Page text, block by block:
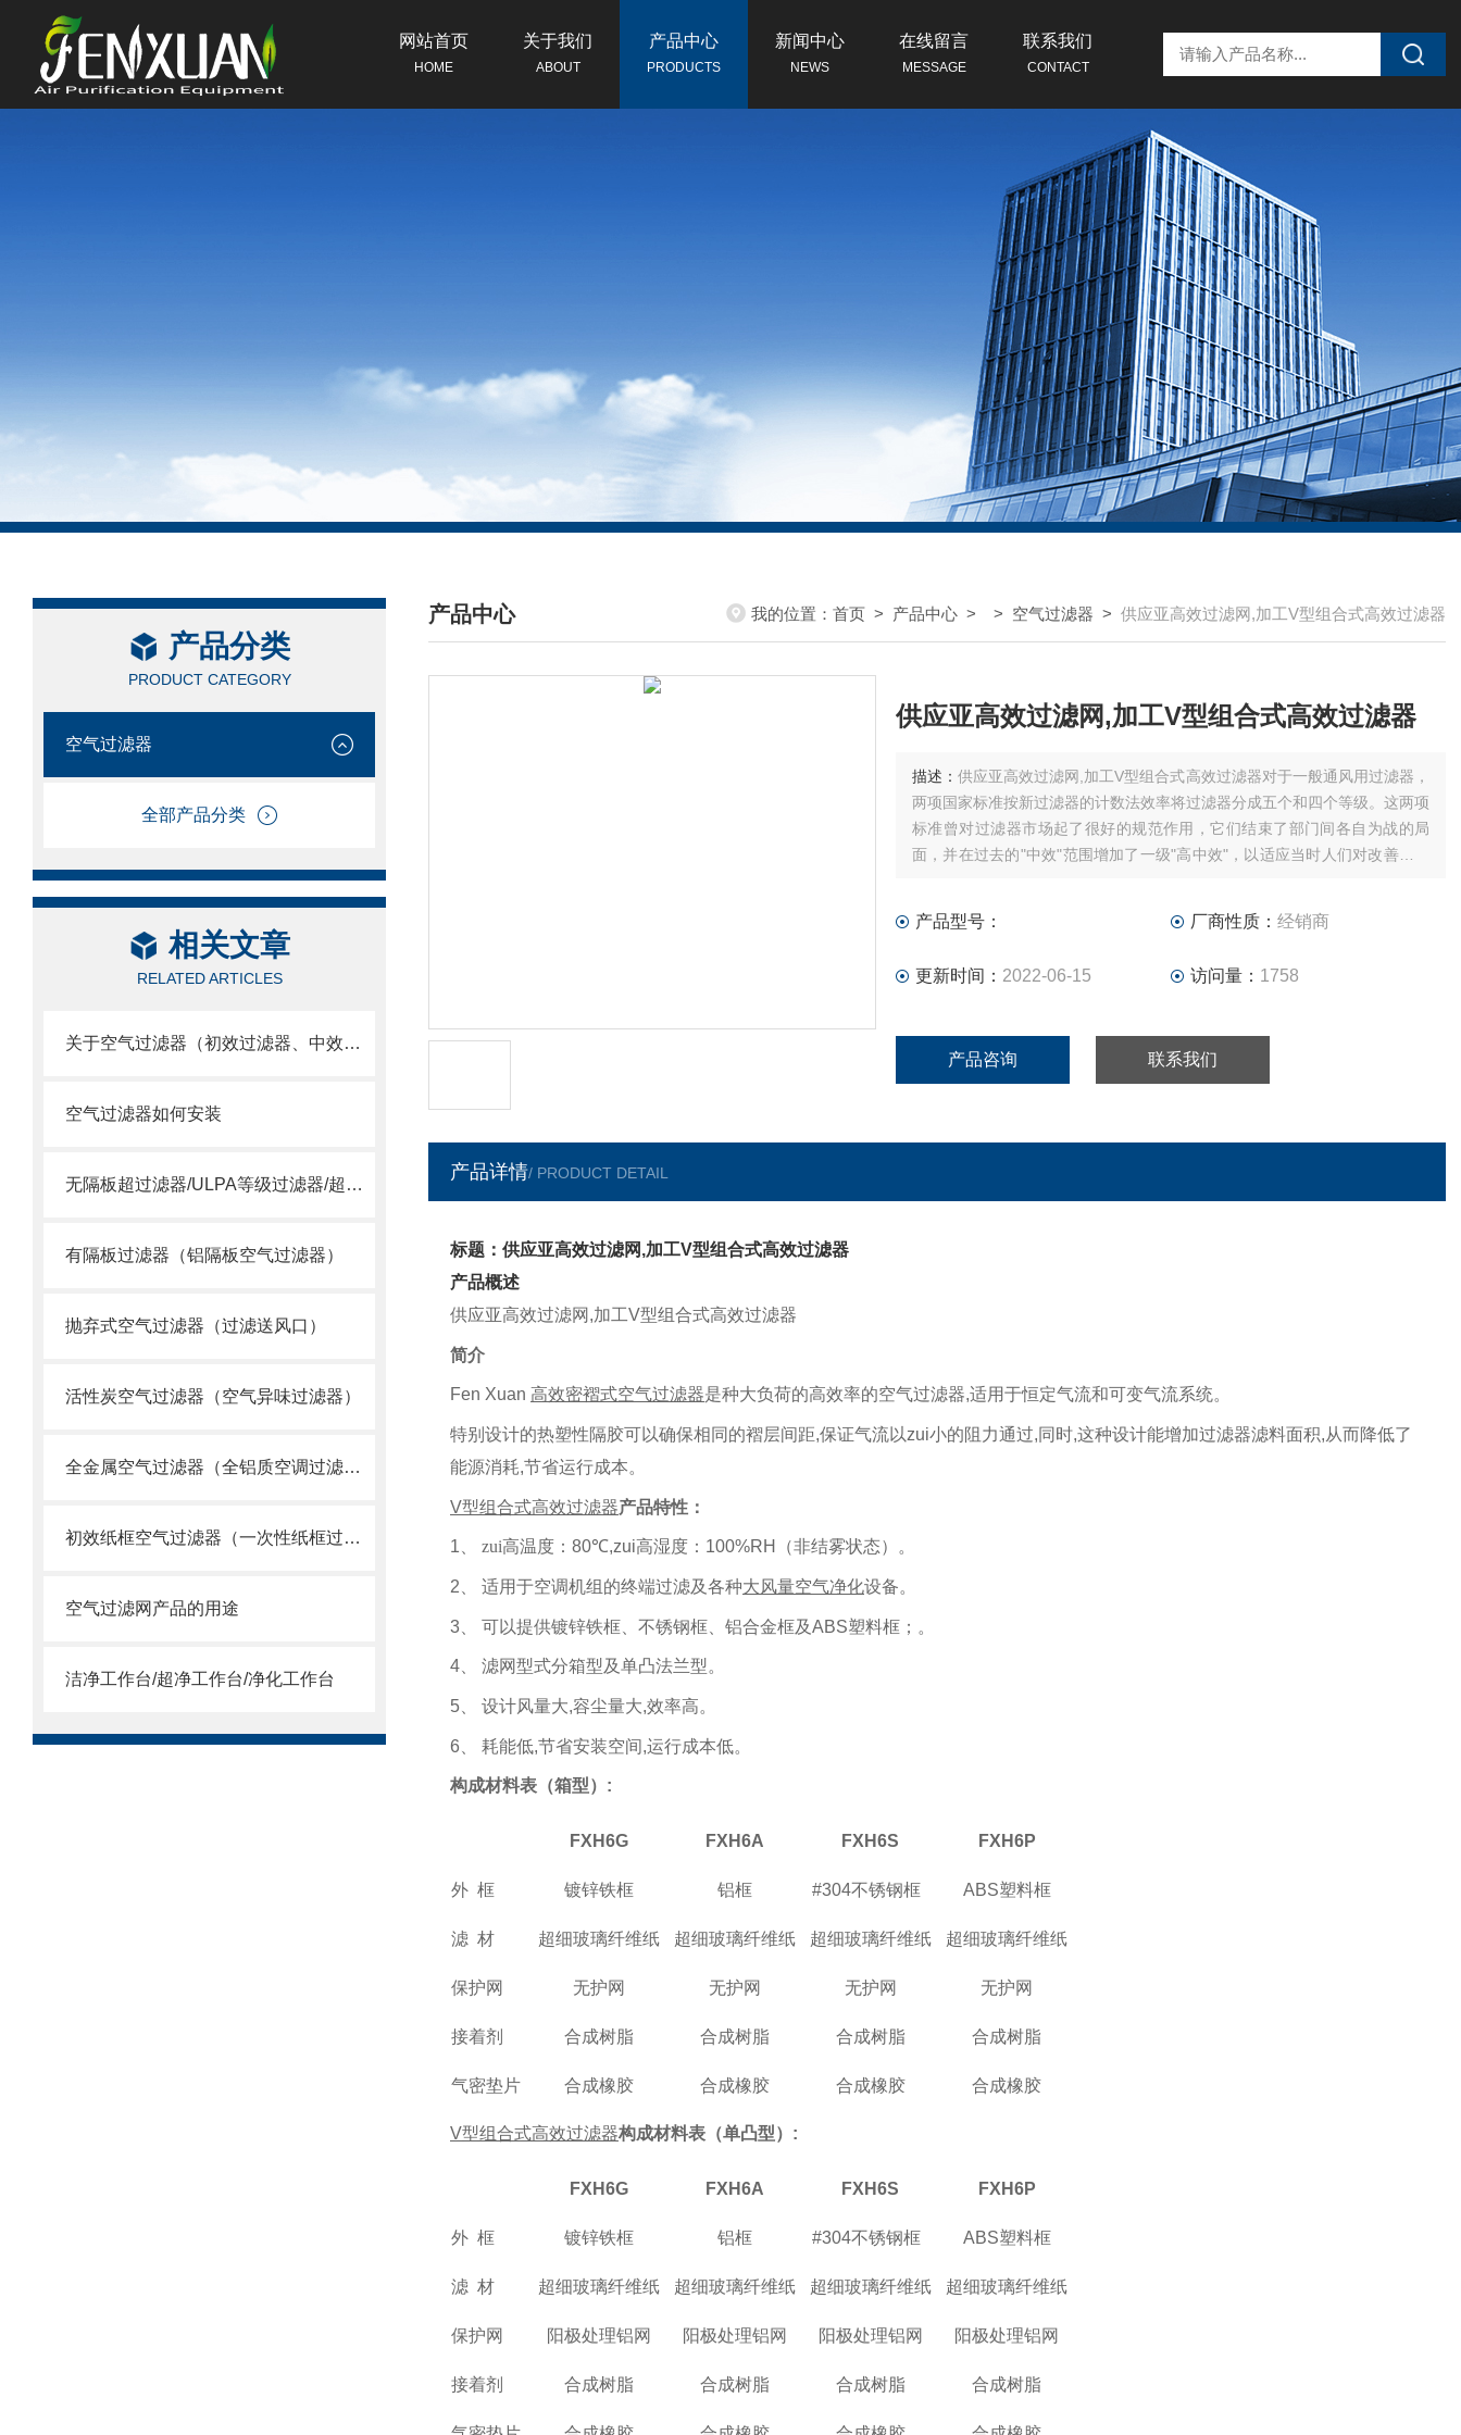
网站首页
HOME
关于我们
ABOUT
产品中心
PRODUCTS
新闻中心
NEWS
在线留言
MESSAGE
联系我们
CONTACT
产品分类
PRODUCT CATEGORY
空气过滤器
全部产品分类
相关文章
RELATED ARTICLES
关于空气过滤器（初效过滤器、中效过滤器、空气过滤器）选用
空气过滤器如何安装
无隔板超过滤器/ULPA等级过滤器/超空气过滤器
有隔板过滤器（铝隔板空气过滤器）
抛弃式空气过滤器（过滤送风口）
活性炭空气过滤器（空气异味过滤器）
全金属空气过滤器（全铝质空调过滤网）
初效纸框空气过滤器（一次性纸框过滤网）
空气过滤网产品的用途
洁净工作台/超净工作台/净化工作台
产品中心
/ PRODUCTS CENTER
我的位置： 首页 > 产品中心 > > 空气过滤器 > 供应亚高效过滤网,加工V型组合式高效过滤器
供应亚高效过滤网,加工V型组合式高效过滤器
描述： 供应亚高效过滤网,加工V型组合式高效过滤器对于一般通风用过滤器，
两项国家标准按新过滤器的计数法效率将过滤器分成五个和四个等级。这两项
标准曾对过滤器市场起了很好的规范作用，它们结束了部门间各自为战的局
面，并在过去的"中效"范围增加了一级"高中效"，以适应当时人们对改善洁净
产品型号： 厂商性质： 经销商
更新时间： 2022-06-15 访问量： 1758
产品咨询 联系我们
产品详情/ PRODUCT DETAIL
标题：供应亚高效过滤网,加工V型组合式高效过滤器
产品概述
供应亚高效过滤网,加工V型组合式高效过滤器
简介
Fen Xuan 高效密褶式空气过滤器是种大负荷的高效率的空气过滤器,适用于恒定气流和可变气流系统。
特别设计的热塑性隔胶可以确保相同的褶层间距,保证气流以zui小的阻力通过,同时,这种设计能增加过滤器滤料面积,从而降低了
能源消耗,节省运行成本。
V型组合式高效过滤器产品特性：
1 、 zui高温度： 80℃,zui高湿度： 100%RH （非结雾状态）。
2 、 适用于空调机组的终端过滤及各种大风量空气净化设备。
3 、 可以提供镀锌铁框、不锈钢框、铝合金框及ABS塑料框；。
4 、 滤网型式分箱型及单凸法兰型。
5 、 设计风量大,容尘量大,效率高。
6 、 耗能低,节省安装空间,运行成本低。
构成材料表 （箱型）:
FXH6G FXH6A FXH6S FXH6P
外 框 镀锌铁框 铝框 #304不锈钢框 ABS塑料框
滤 材 超细玻璃纤维纸 超细玻璃纤维纸 超细玻璃纤维纸 超细玻璃纤维纸
保护网 无护网 无护网 无护网 无护网
接着剂 合成树脂 合成树脂 合成树脂 合成树脂
气密垫片 合成橡胶 合成橡胶 合成橡胶 合成橡胶
V型组合式高效过滤器构成材料表 （单凸型）:
FXH6G FXH6A FXH6S FXH6P
外 框 镀锌铁框 铝框 #304不锈钢框 ABS塑料框
滤 材 超细玻璃纤维纸 超细玻璃纤维纸 超细玻璃纤维纸 超细玻璃纤维纸
保护网 阳极处理铝网 阳极处理铝网 阳极处理铝网 阳极处理铝网
接着剂 合成树脂 合成树脂 合成树脂 合成树脂